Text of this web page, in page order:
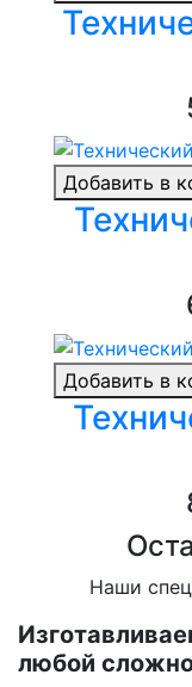
Добавить в
Добавить в
Наши
любой